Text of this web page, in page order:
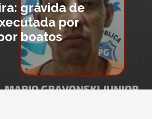
grávida de
por
boatos